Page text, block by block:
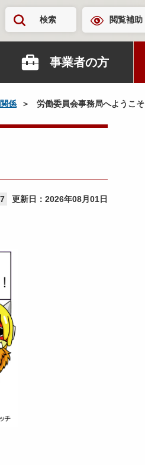
検索 閲覧補助
事業者の方
係 労働委員会事務局へようこそ
更新日： 2026年08月01日